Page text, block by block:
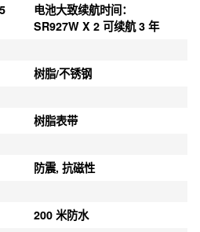
电池大致续航时间：
SR927W X 2 可续航 3 年
树脂/不锈钢
树脂表带
防震, 抗磁性
200 米防水